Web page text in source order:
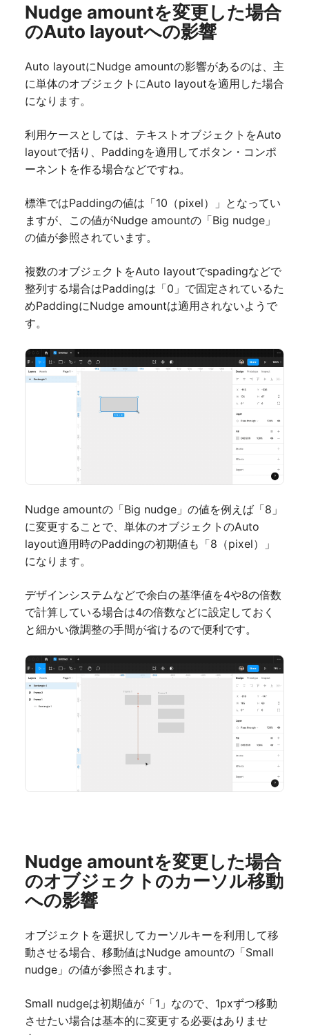
Nudge amountを変更した場合
のAuto layoutへの影響
Auto layoutにNudge amountの影響があるのは、主
に単体のオブジェクトにAuto layoutを適用した場合
になります。
利用ケースとしては、テキストオブジェクトをAuto
layoutで括り、Paddingを適用してボタン・コンポ
ーネントを作る場合などですね。
標準ではPaddingの値は「10（pixel）」となってい
ますが、この値がNudge amountの「Big nudge」
の値が参照されています。
複数のオブジェクトをAuto layoutでspadingなどで
整列する場合はPaddingは「0」で固定されているた
めPaddingにNudge amountは適用されないようで
す。
Nudge amountの「Big nudge」の値を例えば「8」
に変更することで、単体のオブジェクトのAuto
layout適用時のPaddingの初期値も「8（pixel）」
になります。
デザインシステムなどで余白の基準値を4や8の倍数
で計算している場合は4の倍数などに設定しておく
と細かい微調整の手間が省けるので便利です。
Nudge amountを変更した場合
のオブジェクトのカーソル移動
への影響
オブジェクトを選択してカーソルキーを利用して移
動させる場合、移動値はNudge amountの「Small
nudge」の値が参照されます。
Small nudgeは初期値が「1」なので、1pxずつ移動
させたい場合は基本的に変更する必要はありませ